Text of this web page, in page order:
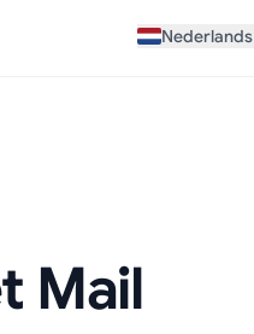
Nederlands
Mail